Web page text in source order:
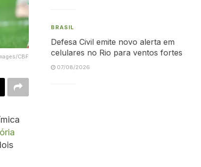
CBF
BRASIL
Defesa Civil emite novo alerta em
celulares no Rio para ventos fortes
07/08/2026